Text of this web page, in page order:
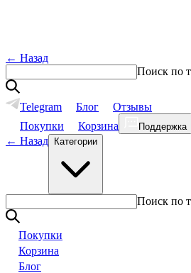
← Назад
Поиск по
Telegram Блог
Отзывы
Покупки
Корзина Поддержка
← Назад Категории
Поиск по
Покупки
Корзина
Блог